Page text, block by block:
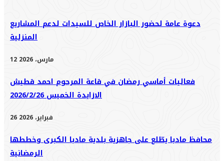
دعوة عامة لحضور البازار الخاص للسيدات لدعم المشاريع
المنزلية
12 مارس، 2026
فعاليات أماسي رمضان في قاعة المرحوم احمد قطيش
الازايدة الخميس 2026/2/26
26 فبراير، 2026
محافظ مادبا يطّلع على جاهزية بلدية مادبا الكبرى وخططها
الرمضانية